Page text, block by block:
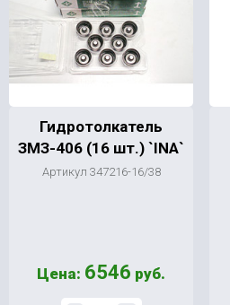
Гидротолкатель
ЗМЗ-406 (16 шт.) `INA`
Артикул 347216-16/38
Цена: 6546 руб.